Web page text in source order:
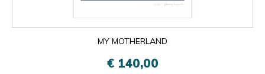
MY MOTHERLAND
€ 140,00